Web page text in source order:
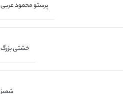
پرستو محمود عربی
خشتی بزرگ
شمیز